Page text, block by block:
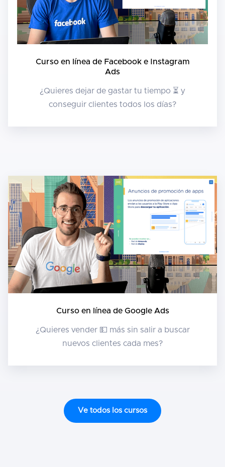
Curso en línea de Facebook e Instagram
Ads
¿Quieres dejar de gastar tu tiempo ⏳ y
conseguir clientes todos los días?
Curso en línea de Google Ads
¿Quieres vender 💵 más sin salir a buscar
nuevos clientes cada mes?
Ve todos los cursos